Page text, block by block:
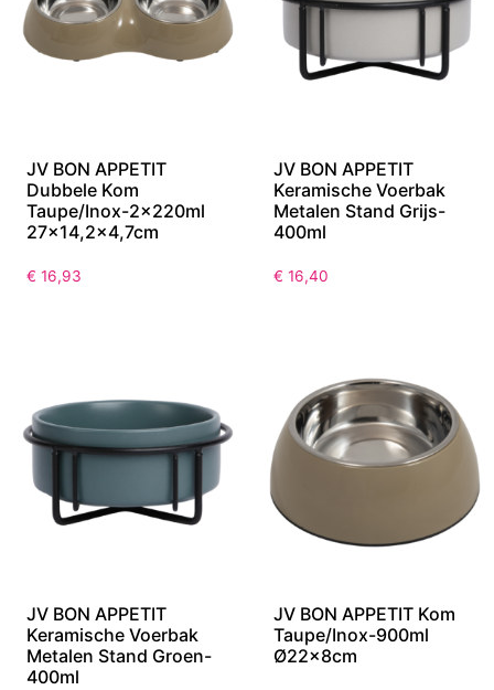
JV BON APPETIT
Dubbele Kom
Taupe/Inox-2x220ml
27×14,2×4,7cm
€ 16,93
JV BON APPETIT
Keramische Voerbak
Metalen Stand Grijs-
400ml
€ 16,40
JV BON APPETIT
Keramische Voerbak
Metalen Stand Groen-
400ml
JV BON APPETIT Kom
Taupe/Inox-900ml
Ø22x8cm